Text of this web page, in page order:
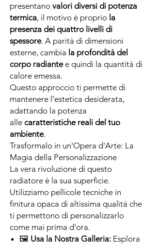
presentano valori diversi di potenza
termica, il motivo è proprio la
presenza dei quattro livelli di
spessore. A parità di dimensioni
esterne, cambia la profondità del
corpo radiante e quindi la quantità di
calore emessa.
Questo approccio ti permette di
mantenere l’estetica desiderata,
adattando la potenza
alle caratteristiche reali del tuo
ambiente.
Trasformalo in un'Opera d'Arte: La
Magia della Personalizzazione
La vera rivoluzione di questo
radiatore è la sua superficie.
Utilizziamo pellicole tecniche in
finitura opaca di altissima qualità che
ti permettono di personalizzarlo
come mai prima d'ora.
🖼 Usa la Nostra Galleria: Esplora